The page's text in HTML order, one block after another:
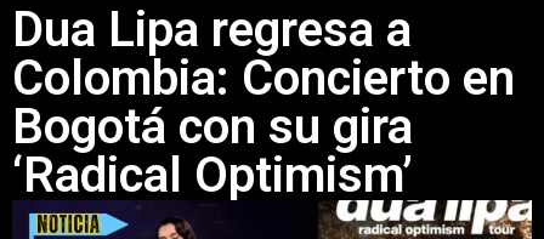
Dua Lipa regresa a
Colombia: Concierto en
Bogotá con su gira
‘Radical Optimism’